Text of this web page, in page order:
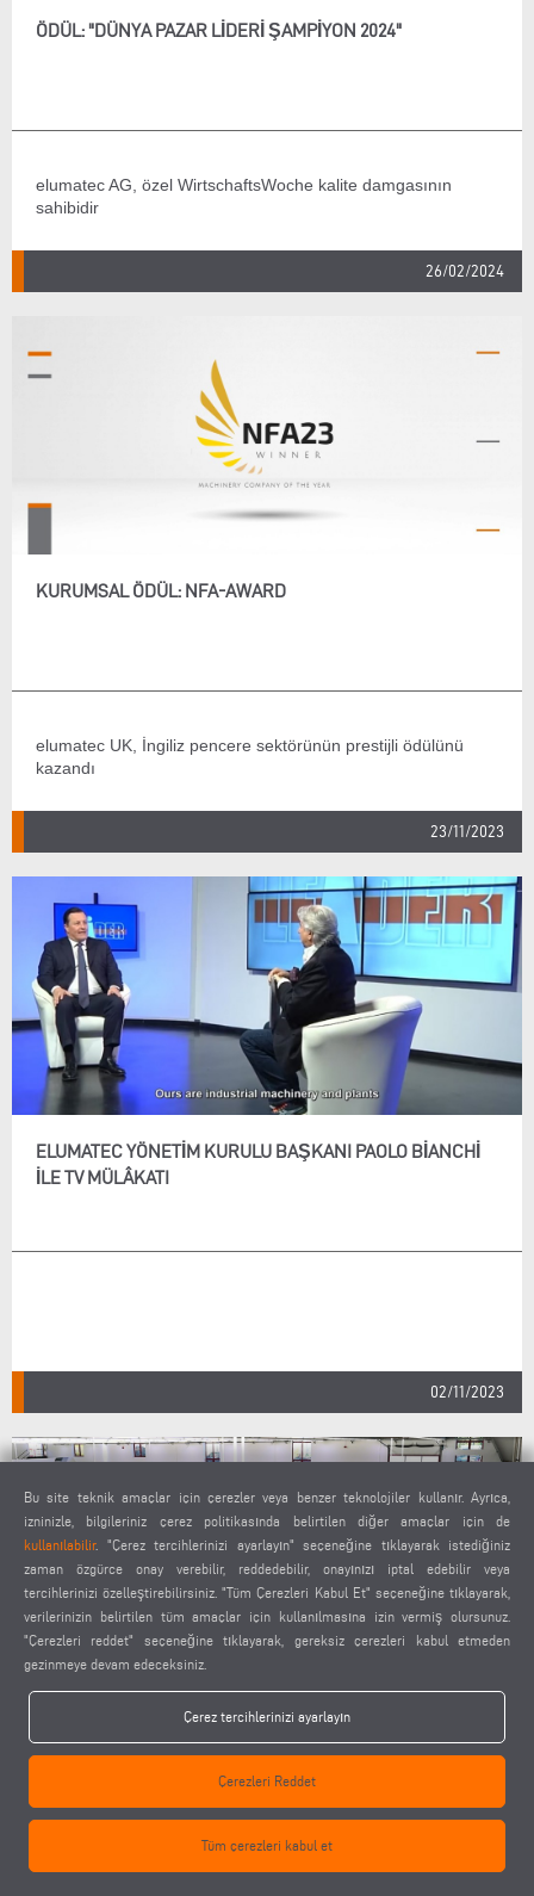
ÖDÜL: "DÜNYA PAZAR LİDERİ ŞAMPİYON 2024"
elumatec AG, özel WirtschaftsWoche kalite damgasının
sahibidir
26/02/2024
KURUMSAL ÖDÜL: NFA-AWARD
elumatec UK, İngiliz pencere sektörünün prestijli ödülünü
kazandı
23/11/2023
ELUMATEC YÖNETIM KURULU BAŞKANI PAOLO BIANCHI
ILE TV MÜLÂKATI
02/11/2023
ELUMATEC INSIGHT 2023 DIKIŞSIZ KAYNAK ÇÖZÜMÜ
MÜHLACKER'DEKI BILGI MERKEZINDE
MÜŞTERILERDE HAYRANLIK UYANDIRDI
Bu site teknik amaçlar için çerezler veya benzer teknolojiler kullanır. Ayrıca,
izninizle, bilgileriniz çerez politikasında belirtilen diğer amaçlar için de
kullanılabilir. "Çerez tercihlerinizi ayarlayın" seçeneğine tıklayarak istediğiniz
zaman özgürce onay verebilir, reddedebilir, onayınızı iptal edebilir veya
tercihlerinizi özelleştirebilirsiniz. "Tüm Çerezleri Kabul Et" seçeneğine tıklayarak,
verilerinizin belirtilen tüm amaçlar için kullanılmasına izin vermiş olursunuz.
"Çerezleri reddet" seçeneğine tıklayarak, gereksiz çerezleri kabul etmeden
gezinmeye devam edeceksiniz.
Çerez tercihlerinizi ayarlayın
Çerezleri Reddet
Tüm çerezleri kabul et